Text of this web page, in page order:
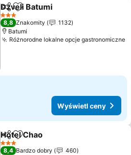
Udostępnij
Dodaj do ulubionych
Dzveli Batumi
3 Kategoria
8,8 Znakomity
1132
Batumi
Różnorodne lokalne opcje gastronomiczne
Wyświetl ceny
Udostępnij
Dodaj do ulubionych
Hotel Chao
3 Kategoria
8,4 Bardzo dobry
460